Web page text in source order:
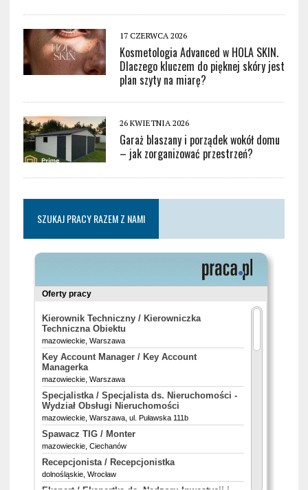
17 CZERWCA 2026
Kosmetologia Advanced w HOLA SKIN.
Dlaczego kluczem do pięknej skóry jest
plan szyty na miarę?
26 KWIETNIA 2026
Garaż blaszany i porządek wokół domu
– jak zorganizować przestrzeń?
SZUKAJ PRACY RAZEM Z NAMI